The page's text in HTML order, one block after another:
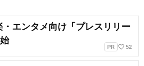
エンタメ向け「プレスリリー
PR favorite_border 52